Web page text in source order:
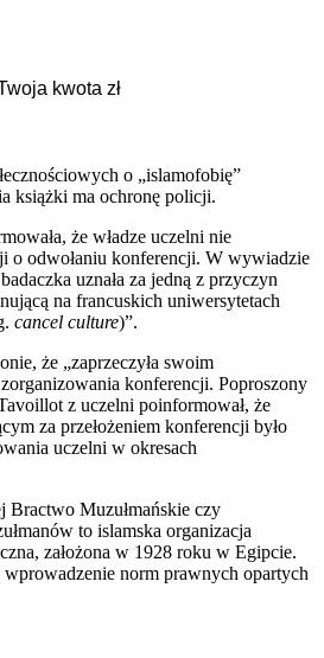
o „islamofobię”
książki ma ochronę policji.
że władze uczelni nie
o odwołaniu konferencji. W wywiadzie
uznała za jedną z przyczyn
na francuskich uniwersytetach
cancel culture)”.
że „zaprzeczyła swoim
konferencji. Poproszony
z uczelni poinformował, że
za przełożeniem konferencji było
uczelni w okresach
Bractwo Muzułmańskie czy
to islamska organizacja
założona w 1928 roku w Egipcie.
wprowadzenie norm prawnych opartych